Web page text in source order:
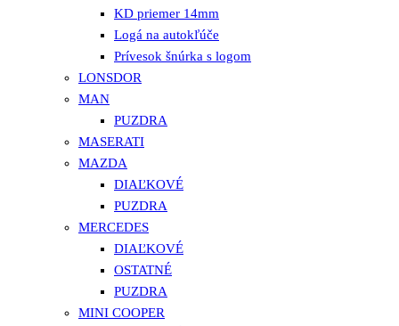
KD priemer 14mm
Logá na autokľúče
Prívesok šnúrka s logom
LONSDOR
MAN
PUZDRA
MASERATI
MAZDA
DIAĽKOVÉ
PUZDRA
MERCEDES
DIAĽKOVÉ
OSTATNÉ
PUZDRA
MINI COOPER